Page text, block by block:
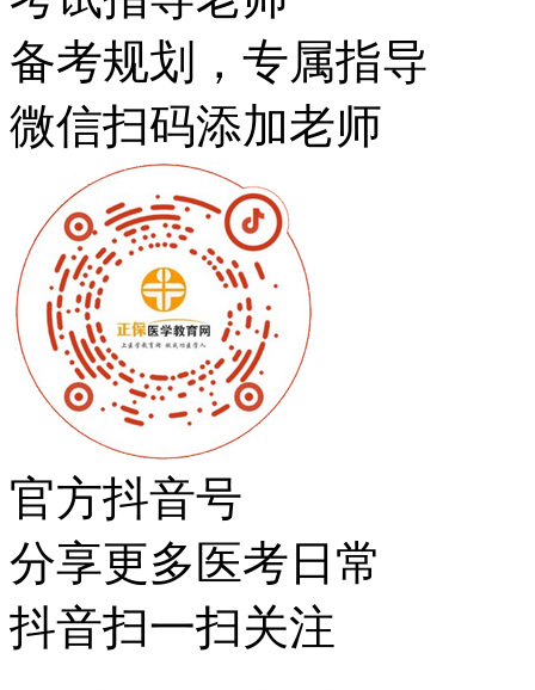
备考规划，专属指导
微信扫码添加老师
官方抖音号
分享更多医考日常
抖音扫一扫关注